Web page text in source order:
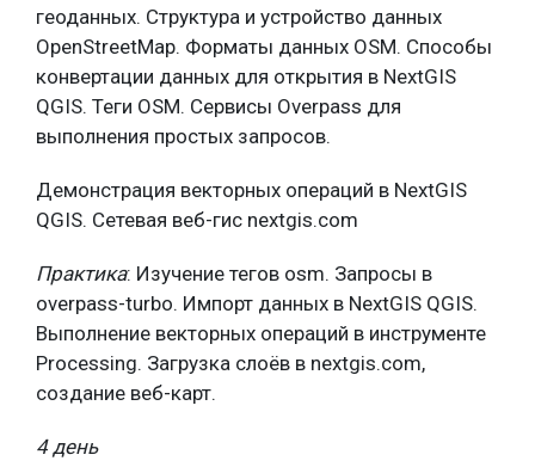
геоданных. Структура и устройство данных
OpenStreetMap. Форматы данных OSM. Способы
конвертации данных для открытия в NextGIS
QGIS. Теги OSM. Сервисы Overpass для
выполнения простых запросов.
Демонстрация векторных операций в NextGIS
QGIS. Сетевая веб-гис nextgis.com
Практика: Изучение тегов osm. Запросы в
overpass-turbo. Импорт данных в NextGIS QGIS.
Выполнение векторных операций в инструменте
Processing. Загрузка слоёв в nextgis.com,
создание веб-карт.
4 день